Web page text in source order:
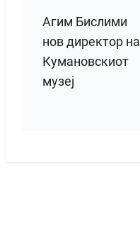
Агим Бислими
нов директор на
Кумановскиот
музеј